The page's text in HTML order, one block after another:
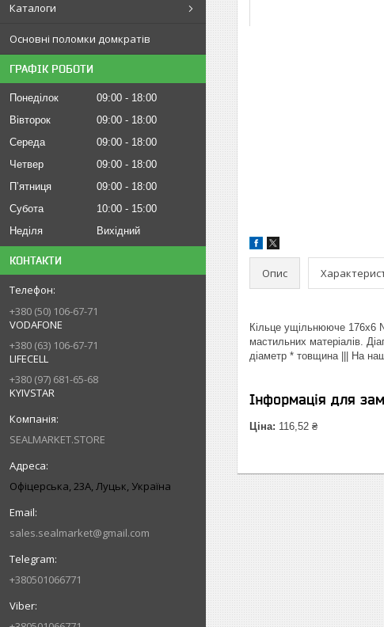
Каталоги
Основні поломки домкратів
ГРАФІК РОБОТИ
Понеділок 09:00
18:00
Вівторок
09:00
18:00
Середа
09:00
18:00
Четвер
09:00
18:00
Пʼятниця
09:00
18:00
Субота
10:00
15:00
Неділя
Вихідний
КОНТАКТИ
+380 (50) 106-67-71
VODAFONE
+380 (63) 106-67-71
LIFECELL
+380 (97) 681-65-68
KYIVSTAR
SEALMARKET.STORE
Офіцерська, 23А, Луцьк, Україна
sales.sealmarket@gmail.com
+380501066771
Опис
Кільце ущільнююче 176х6
мастильних матеріалів.
діаметр * товщина ||| На
Інформація для
Ціна: 116,52 ₴